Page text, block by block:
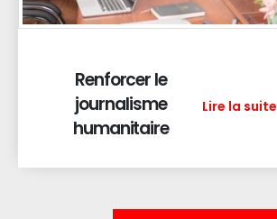
Renforcer le
journalisme
humanitaire
Lire la suite